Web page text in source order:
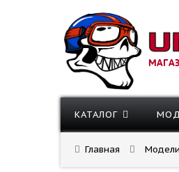
КАТАЛОГ
Главная Модели